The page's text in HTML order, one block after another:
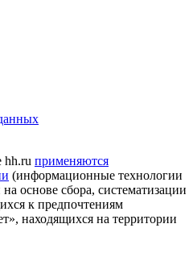
hh.ru применяются
(информационные технологии
основе сбора, систематизации
к предпочтениям
находящихся на территории